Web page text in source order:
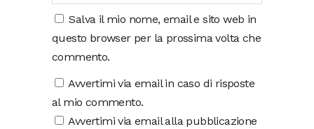
Salva il mio nome, email e sito web in
questo browser per la prossima volta che
commento.
Avvertimi via email in caso di risposte
al mio commento.
Avvertimi via email alla pubblicazione